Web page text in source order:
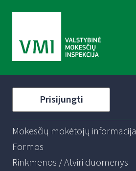
Prisijungti
Mokesčių mokėtojų informacija
Formos
Rinkmenos / Atviri duomenys